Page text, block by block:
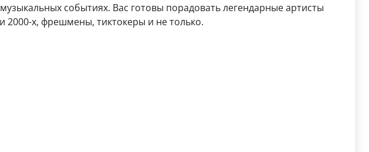
событиях. Вас готовы порадовать легендарные артисты
2000-х, фрешмены, тиктокеры и не только.